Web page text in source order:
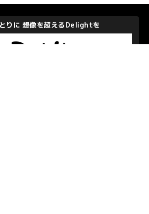
トロニクスの進化に挑戦し発展して社会に貢献する